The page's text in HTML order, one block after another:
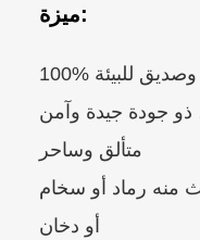
ميزة:
وصديق للبيئة
ذو جودة جيدة وآمن
متألق وساحر
منه رماد أو سخام
أو دخان